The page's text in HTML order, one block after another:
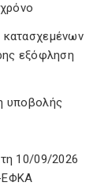
κατασχεμένων
εξόφληση
υποβολής
10/09/2026
ΕΦΚΑ